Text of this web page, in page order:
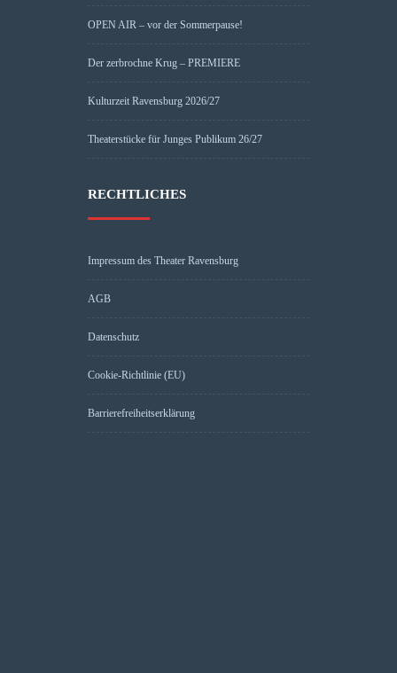
OPEN AIR – vor der Sommerpause!
Der zerbrochne Krug – PREMIERE
Kulturzeit Ravensburg 2026/27
Theaterstücke für Junges Publikum 26/27
RECHTLICHES
Impressum des Theater Ravensburg
AGB
Datenschutz
Cookie-Richtlinie (EU)
Barrierefreiheitserklärung